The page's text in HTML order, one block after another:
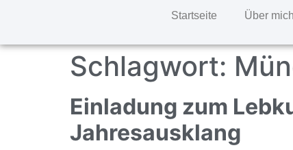
Startseite Über mich
Schlagwort:
Einladung zum
Jahresausklang